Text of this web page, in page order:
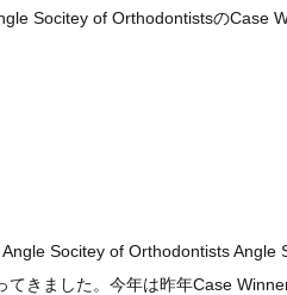
Socitey of OrthodontistsのCase
Socitey of Orthodontists
てきました。今年は昨年Case